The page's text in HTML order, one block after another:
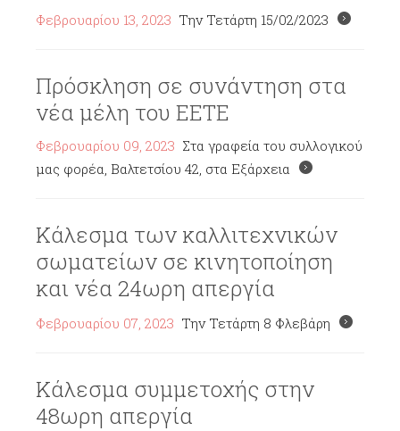
Φεβρουαρίου 13, 2023 Την Τετάρτη 15/02/2023
Πρόσκληση σε συνάντηση στα
νέα μέλη του ΕΕΤΕ
Φεβρουαρίου 09, 2023 Στα γραφεία του συλλογικού
μας φορέα, Βαλτετσίου 42, στα Εξάρχεια
Κάλεσμα των καλλιτεχνικών
σωματείων σε κινητοποίηση
και νέα 24ωρη απεργία
Φεβρουαρίου 07, 2023 Την Τετάρτη 8 Φλεβάρη
Κάλεσμα συμμετοχής στην
48ωρη απεργία